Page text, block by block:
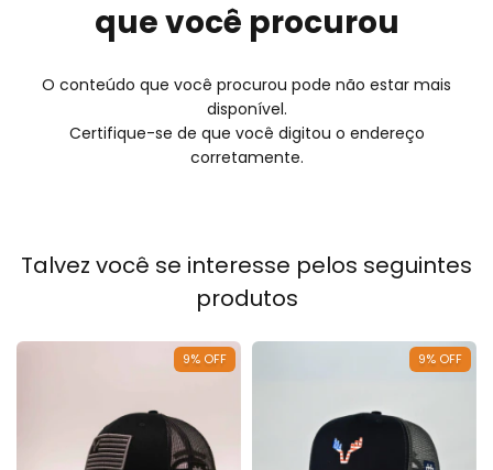
que você procurou
O conteúdo que você procurou pode não estar mais
disponível.
Certifique-se de que você digitou o endereço
corretamente.
Talvez você se interesse pelos seguintes
produtos
9% OFF 9% OFF